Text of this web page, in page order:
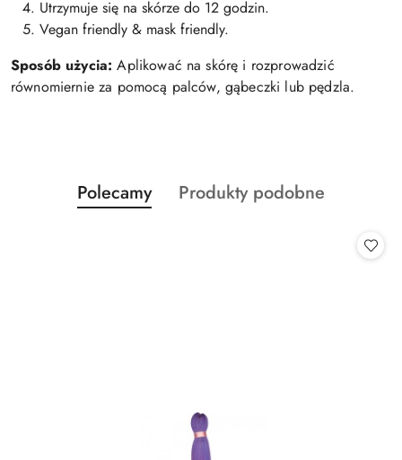
Utrzymuje się na skórze do 12 godzin.
Vegan friendly & mask friendly.
Sposób użycia: Aplikować na skórę i rozprowadzić
równomiernie za pomocą palców, gąbeczki lub pędzla.
Pomiń karuzelę produktów
Produkty
o
Polecamy
Produkty
Produkty podobne